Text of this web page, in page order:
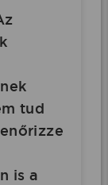
tud
is a